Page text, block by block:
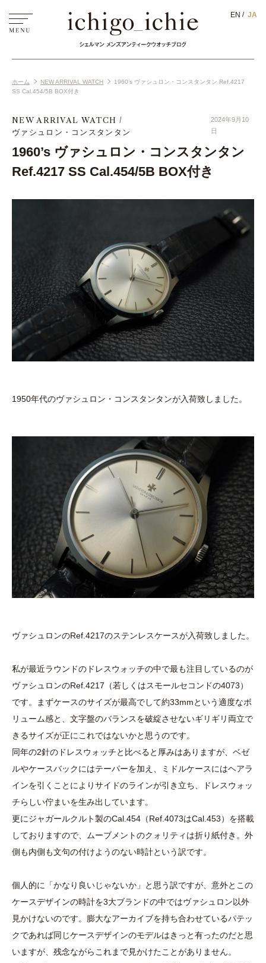
ホーム NEW ARRIVAL WATCH
1960’s ヴァシュロン・コンスタンタン Ref.4217
SS Cal.454/5B BOX付き
NEW ARRIVAL WATCH
ヴァシュロン・コンスタンタン
2024年9月10
日
1960’s ヴァシュロン・コンスタンタン
Ref.4217 SS Cal.454/5B BOX付き
1950年代のヴァシュロン・コンスタンタンが入荷致しました。
ヴァシュロンのRef.4217のステンレスケースが入荷致しました。
私が最近ラウンドのドレスウォッチの中で最も注目しているのが
ヴァシュロンのRef.4217（若しくはスモールセコンドの4073）
です。まずケースのサイズが最高でして約33mmという適度なボ
リューム感と、文字盤のバランスを破綻させないギリギリ両立で
きるサイズが正にこれではないかと思うのです。
同年の2針のドレスウォッチと比べると厚みはありますが、ベゼ
ルやケースバックにはテーパーを加え、ミドルケースにはヘアラ
インを引くことによりサイドのラインが引き立ち、ドレスウォッ
チらしい佇まいを生み出しています。
更にジャガールクルト製のCal.454（Ref.4073はCal.453）を搭載
しておりますので、ムーブメントのクォリティは折り紙付き。外
側も内側も文句の付けようのない時計という訳です。
個人的に「かなり良いじゃないか」と思う訳ですが、意外とこの
ケースデザインの時計を3大ブランドの中ではヴァシュロン以外
見かけないのです。膨大なアーカイブを持ち合わせているパテッ
クであれば同じケースデザインのモデルはきっと有ったのだと思
いますが、残念ながらこれまで見かけたことがありません。
EN JA